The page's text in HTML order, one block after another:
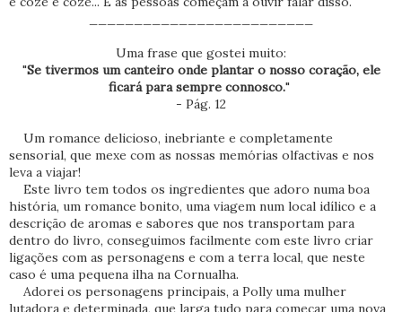
Uma frase que gostei muito:
"Se tivermos um canteiro onde plantar o nosso coração, ele
ficará para sempre connosco."
- Pág. 12
Um romance delicioso, inebriante e completamente
sensorial, que mexe com as nossas memórias olfactivas e nos
leva a viajar!
Este livro tem todos os ingredientes que adoro numa boa
história, um romance bonito, uma viagem num local idílico e a
descrição de aromas e sabores que nos transportam para
dentro do livro, conseguimos facilmente com este livro criar
ligações com as personagens e com a terra local, que neste
caso é uma pequena ilha na Cornualha.
Adorei os personagens principais, a Polly uma mulher
lutadora e determinada, que larga tudo para começar uma nova